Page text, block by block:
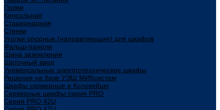
Полки
Консольная
Стационарная
Стенки
Уголки опорные (направляющие) для шкафов
Фальш-панели
Шина заземления
Щеточный ввод
Универсальные электротехнические шкафы
Решения на базе УЭШ МИКсистем
Шкафы серверные и Колокейшн
Серверные шкафы серия PRO
Серия PRO 42U